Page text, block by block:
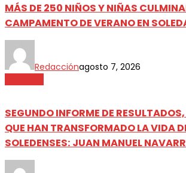
MÁS DE 250 NIÑOS Y NIÑAS
CAMPAMENTO DE VERANO EN
Redacciónagosto 7, 2026
SEGUNDO INFORME DE
QUE HAN TRANSFORMADO LA VIDA
SOLEDENSES: JUAN MANUEL